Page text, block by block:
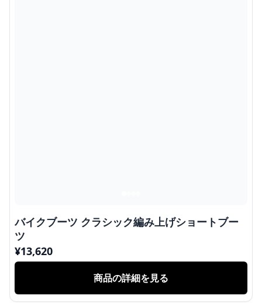
バイクブーツ クラシック編み上げショートブー
ツ
¥13,620
商品の詳細を見る